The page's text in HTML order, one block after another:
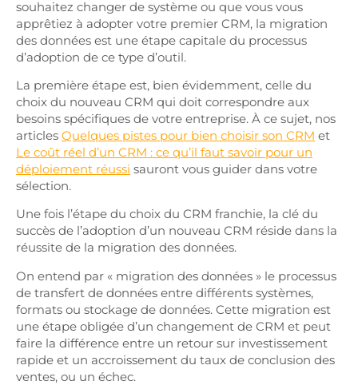
souhaitez changer de système ou que vous vous
apprêtiez à adopter votre premier CRM, la migration
des données est une étape capitale du processus
d’adoption de ce type d’outil.
La première étape est, bien évidemment, celle du
choix du nouveau CRM qui doit correspondre aux
besoins spécifiques de votre entreprise. À ce sujet, nos
articles Quelques pistes pour bien choisir son CRM et
Le coût réel d’un CRM : ce qu’il faut savoir pour un
déploiement réussi sauront vous guider dans votre
sélection.
Une fois l’étape du choix du CRM franchie, la clé du
succès de l’adoption d’un nouveau CRM réside dans la
réussite de la migration des données.
On entend par « migration des données » le processus
de transfert de données entre différents systèmes,
formats ou stockage de données. Cette migration est
une étape obligée d’un changement de CRM et peut
faire la différence entre un retour sur investissement
rapide et un accroissement du taux de conclusion des
ventes, ou un échec.